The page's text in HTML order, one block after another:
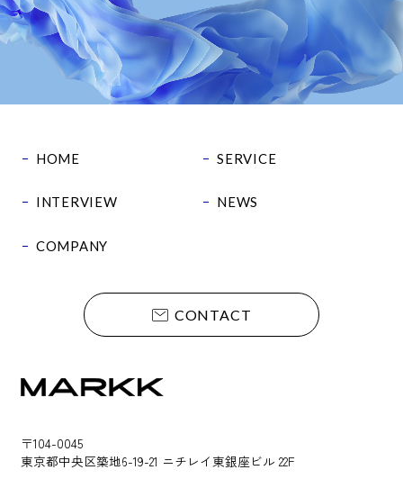
HOME SERVICE
INTERVIEW NEWS
COMPANY
CONTACT
〒104-0045
東京都中央区築地6-19-21 ニチレイ東銀座ビル 22F